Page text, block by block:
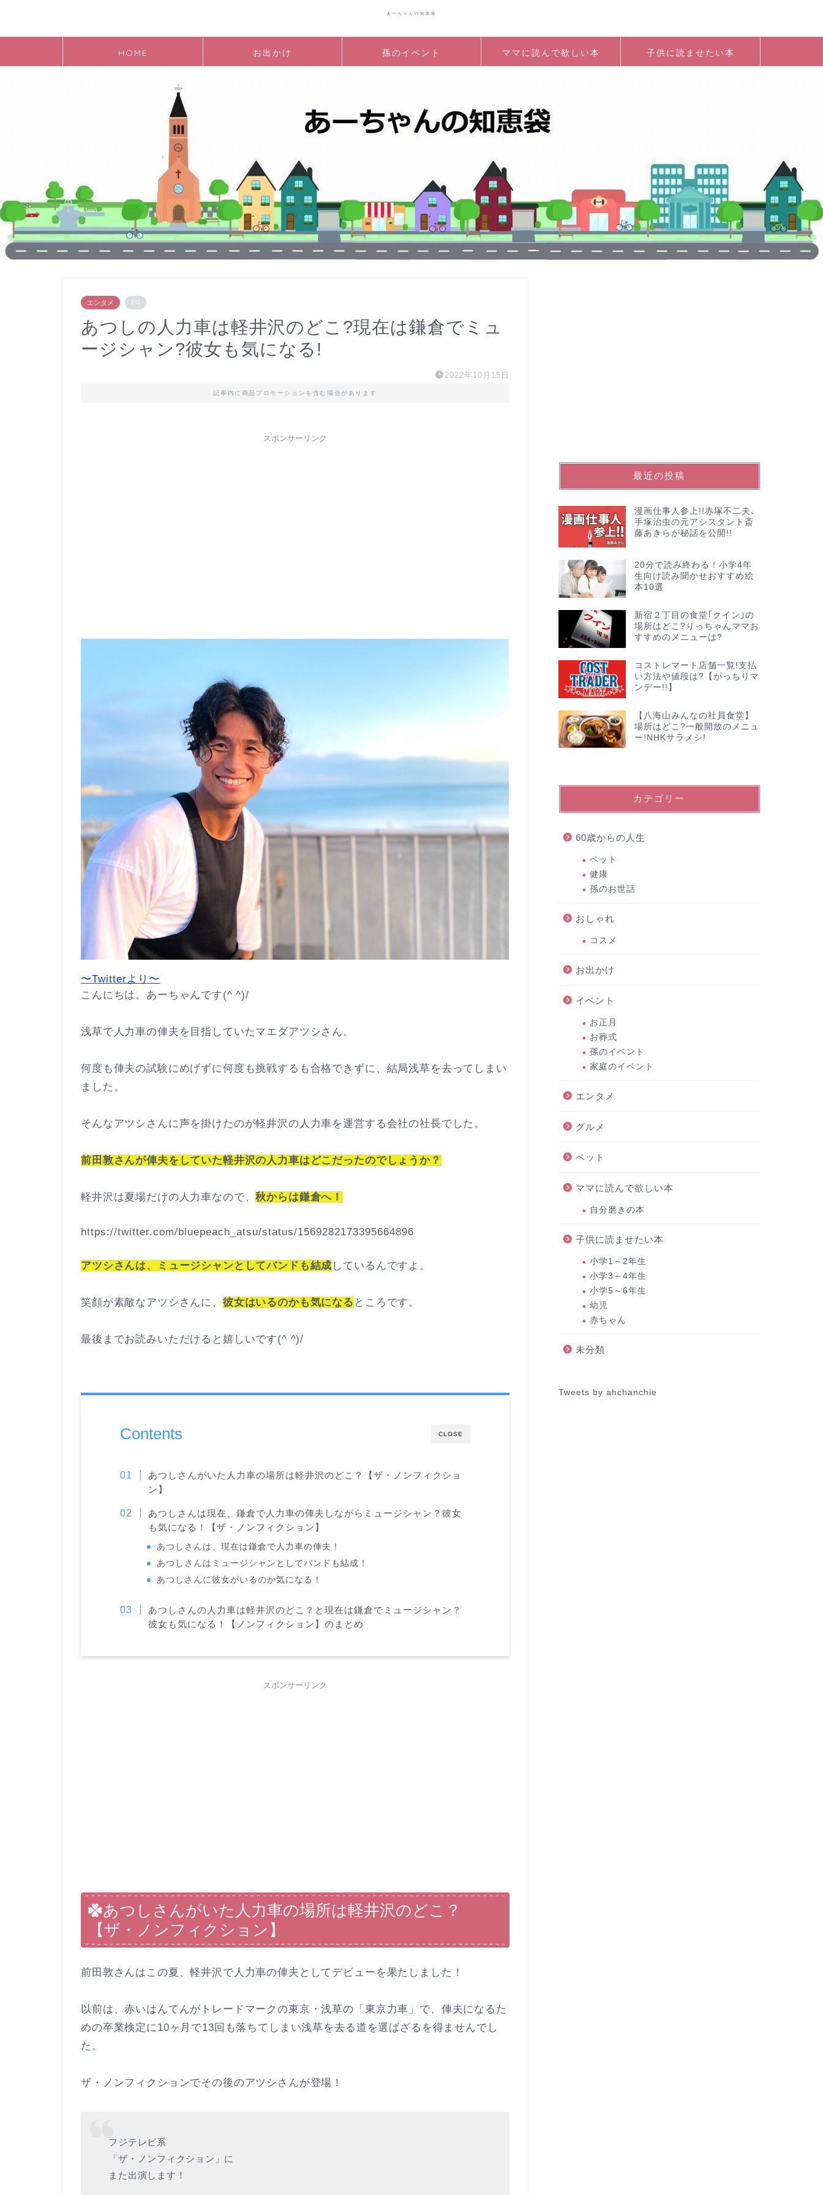
あーちゃんの知恵袋
HOME お出かけ 孫のイベント ママに読んで欲しい本 子供に読ませたい本
エンタメ PR
あつしの人力車は軽井沢のどこ?現在は鎌倉でミュ
ージシャン?彼女も気になる!
2022年10月15日
記事内に商品プロモーションを含む場合があります
スポンサーリンク
〜Twitterより〜
こんにちは。あーちゃんです(^ ^)/
浅草で人力車の俥夫を目指していたマエダアツシさん。
何度も俥夫の試験にめげずに何度も挑戦するも合格できずに、結局浅草を去ってしまい
ました。
そんなアツシさんに声を掛けたのが軽井沢の人力車を運営する会社の社長でした。
前田敦さんが俥夫をしていた軽井沢の人力車はどこだったのでしょうか？
軽井沢は夏場だけの人力車なので、秋からは鎌倉へ！
https://twitter.com/bluepeach_atsu/status/1569282173395664896
アツシさんは、ミュージシャンとしてバンドも結成 しているんですよ。
笑顔が素敵なアツシさんに、 彼女はいるのかも気になる ところです。
最後までお読みいただけると嬉しいです(^ ^)/
CLOSE
Contents
あつしさんがいた人力車の場所は軽井沢のどこ？【ザ・ノンフィクショ
ン】
あつしさんは現在、鎌倉で人力車の俥夫しながらミュージシャン？彼女
も気になる！【ザ・ノンフィクション】
あつしさんは、現在は鎌倉で人力車の俥夫！
あつしさんはミュージシャンとしてバンドも結成！
あつしさんに彼女がいるのか気になる！
あつしさんの人力車は軽井沢のどこ？と現在は鎌倉でミュージシャン？
彼女も気になる！【ノンフィクション】のまとめ
スポンサーリンク
あつしさんがいた人力車の場所は軽井沢のどこ？
【ザ・ノンフィクション】
前田敦さんはこの夏、軽井沢で人力車の俥夫としてデビューを果たしました！
以前は、赤いはんてんがトレードマークの東京・浅草の「東京力車」で、俥夫になるた
めの卒業検定に10ヶ月で13回も落ちてしまい浅草を去る道を選ばざるを得ませんでし
た。
ザ・ノンフィクションでその後のアツシさんが登場！
フジテレビ系
「ザ・ノンフィクション」に
また出演します！
最近の投稿
漫画仕事人参上!!赤塚不二夫､
手塚治虫の元アシスタント斎
藤あきらが秘話を公開!!
20分で読み終わる！小学4年
生向け読み聞かせおすすめ絵
本10選
新宿２丁目の食堂｢クイン｣の
場所はどこ?りっちゃんママお
すすめのメニューは?
コストレマート店舗一覧!支払
い方法や値段は?【がっちりマ
ンデー!!】
【八海山みんなの社員食堂】
場所はどこ?一般開放のメニュ
ー!NHKサラメシ!
カテゴリー
60歳からの人生
ペット
健康
孫のお世話
おしゃれ
コスメ
お出かけ
イベント
お正月
お葬式
孫のイベント
家庭のイベント
エンタメ
グルメ
ペット
ママに読んで欲しい本
自分磨きの本
子供に読ませたい本
小学1～2年生
小学3～4年生
小学5～6年生
幼児
赤ちゃん
未分類
Tweets by ahchanchie